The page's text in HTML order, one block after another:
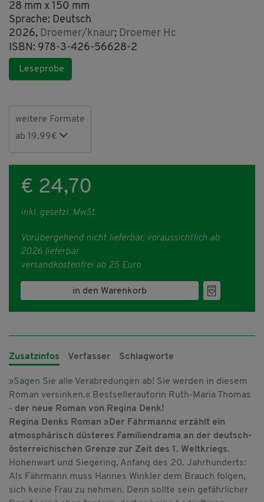
28 mm x 150 mm
Sprache: Deutsch
2026, Droemer/knaur; Droemer Hc
ISBN: 978-3-426-56628-2
Leseprobe
weitere Formate
ab 19,99€
€ 24,70
inkl. gesetzl. MwSt.
Vorübergehend nicht lieferbar, voraussichtlich ab
2026 lieferbar
versandkostenfrei ab 25 Euro
in den Warenkorb
Zusatzinfos Verfasser Schlagworte
»Sagen Sie alle Verabredungen ab! Sie werden in diesem
Roman versinken.« Bestsellerautorin Ruth-Maria Thomas
- der neue Roman von Regina Denk!
Regina Denks Roman »Der Fährmann« erzählt ein
atmosphärisch düsteres Familiendrama an der deutsch-
österreichischen Grenze zur Zeit des 1. Weltkriegs.
Hohenwart und Siegering, Anfang des 20. Jahrhunderts:
Als Fährmann muss Hannes Winkler dem Brauch folgen,
sich keine Frau zu nehmen. Denn sollte sein gefährlicher